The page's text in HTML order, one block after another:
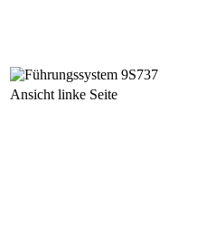
Ansicht linke Seite